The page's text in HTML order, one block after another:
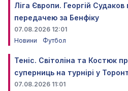
Ліга Європи. Георгій
передачею за Бенфіку
07.08.2026 12:01
Новини
Футбол
Теніс. Світоліна та Костюк
суперниць на турнірі у
07.08.2026 11:01